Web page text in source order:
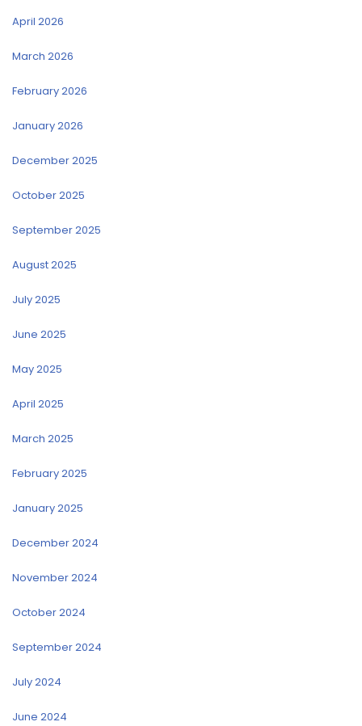
April 2026
March 2026
February 2026
January 2026
December 2025
October 2025
September 2025
August 2025
July 2025
June 2025
May 2025
April 2025
March 2025
February 2025
January 2025
December 2024
November 2024
October 2024
September 2024
July 2024
June 2024